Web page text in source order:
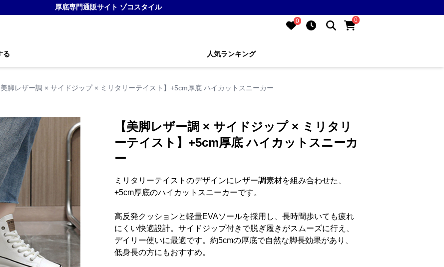
厚底専門通販サイト ゾコスタイル
0 0
る 人気ランキング
美脚レザー調 × サイドジップ × ミリタリーテイスト】+5cm厚底 ハイカットスニーカー
【美脚レザー調 × サイドジップ × ミリタリ
ーテイスト】+5cm厚底 ハイカットスニーカ
ー
ミリタリーテイストのデザインにレザー調素材を組み合わせた、
+5cm厚底のハイカットスニーカーです。
高反発クッションと軽量EVAソールを採用し、長時間歩いても疲れ
にくい快適設計。サイドジップ付きで脱ぎ履きがスムーズに行え、
デイリー使いに最適です。約5cmの厚底で自然な脚長効果があり、
低身長の方にもおすすめ。